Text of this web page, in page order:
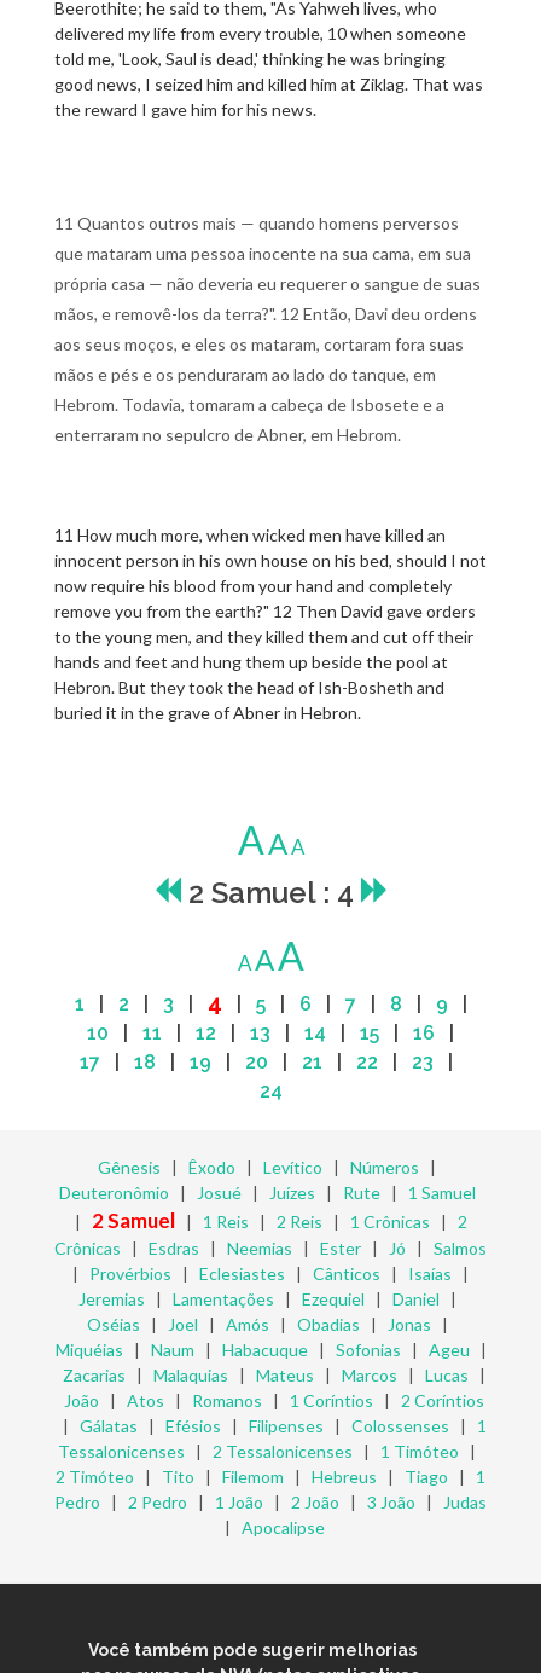
Beerothite; he said to them, "As Yahweh lives, who
delivered my life from every trouble, 10 when someone
told me, 'Look, Saul is dead,' thinking he was bringing
good news, I seized him and killed him at Ziklag. That was
the reward I gave him for his news.
11 Quantos outros mais — quando homens perversos
que mataram uma pessoa inocente na sua cama, em sua
própria casa — não deveria eu requerer o sangue de suas
mãos, e removê-los da terra?". 12 Então, Davi deu ordens
aos seus moços, e eles os mataram, cortaram fora suas
mãos e pés e os penduraram ao lado do tanque, em
Hebrom. Todavia, tomaram a cabeça de Isbosete e a
enterraram no sepulcro de Abner, em Hebrom.
11 How much more, when wicked men have killed an
innocent person in his own house on his bed, should I not
now require his blood from your hand and completely
remove you from the earth?" 12 Then David gave orders
to the young men, and they killed them and cut off their
hands and feet and hung them up beside the pool at
Hebron. But they took the head of Ish-Bosheth and
buried it in the grave of Abner in Hebron.
AAA
2 Samuel : 4
AAA
1 2 3 4 5| 6 7 8 9
10
11 12 13 14 15 16
17
18 19 20 21 22 23
24
Gênesis | Êxodo | Levítico | Números |
Deuteronômio | Josué| Juízes | Rute| 1 Samuel
| 2 Samuel | 1 Reis | 2 Reis | 1 Crônicas | 2
Crônicas | Esdras | Neemias | Ester | Jó | Salmos
| Provérbios | Eclesiastes | Cânticos | Isaías |
Jeremias | Lamentações | Ezequiel | Daniel |
Oséias | Joel | Amós | Obadias | Jonas |
Miquéias | Naum | Habacuque| Sofonias | Ageu |
Zacarias | Malaquias | Mateus | Marcos | Lucas |
João | Atos | Romanos | 1 Coríntios | 2 Coríntios
| Gálatas | Efésios | Filipenses | Colossenses | 1
Tessalonicenses | 2 Tessalonicenses | 1 Timóteo |
2 Timóteo | Tito | Filemom | Hebreus | Tiago | 1
Pedro | 2 Pedro | 1 João | 2 João | 3 João |
Judas
| Apocalipse
Você também pode sugerir melhorias